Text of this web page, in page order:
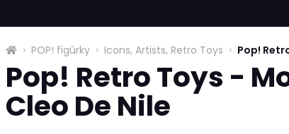
POP! figúrky Icons, Artists, Retro Toys Pop!
Pop! Retro Toys -
Cleo De Nile